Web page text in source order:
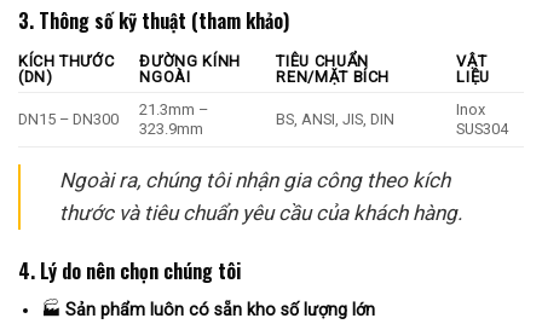
3. Thông số kỹ thuật (tham khảo)
KÍCH THƯỚC
(DN)
ĐƯỜNG KÍNH
NGOÀI
TIÊU CHUẨN
REN/MẶT BÍCH
VẬT
LIỆU
DN15 – DN300
21.3mm –
323.9mm
BS, ANSI, JIS, DIN
Inox
SUS304
Ngoài ra, chúng tôi nhận gia công theo kích
thước và tiêu chuẩn yêu cầu của khách hàng.
4. Lý do nên chọn chúng tôi
🏭 Sản phẩm luôn có sẵn kho số lượng lớn